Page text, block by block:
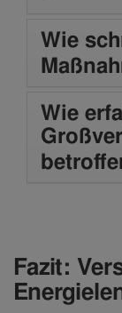
Wie
Wie
Fazit: